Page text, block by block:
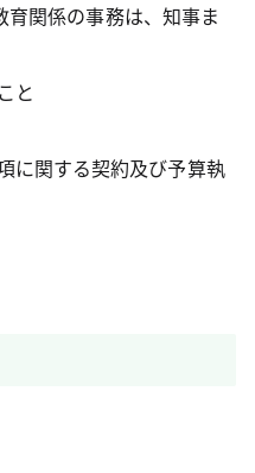
関係の事務は、知事ま
と
に関する契約及び予算執